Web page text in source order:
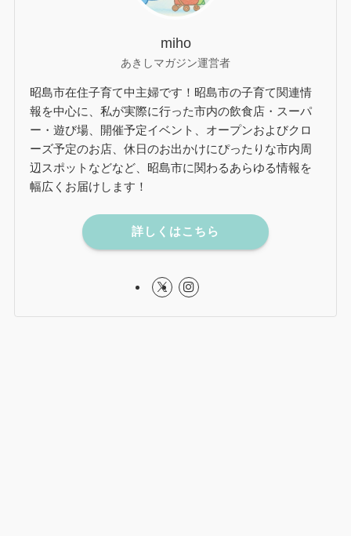
miho
あきしマガジン運営者
昭島市在住子育て中主婦です！昭島市の子育て関連情
報を中心に、私が実際に行った市内の飲食店・スーパ
ー・遊び場、開催予定イベント、オープンおよびクロ
ーズ予定のお店、休日のお出かけにぴったりな市内周
辺スポットなどなど、昭島市に関わるあらゆる情報を
幅広くお届けします！
詳しくはこちら